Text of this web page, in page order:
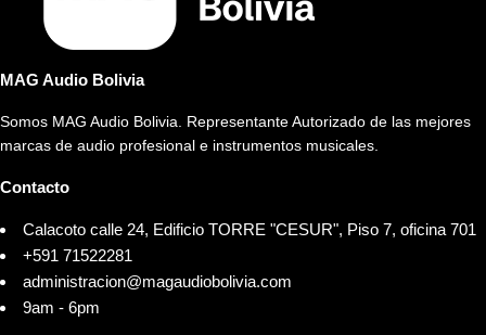
MAG Audio Bolivia
Somos MAG Audio Bolivia. Representante Autorizado de las mejores
marcas de audio profesional e instrumentos musicales.
Contacto
Calacoto calle 24, Edificio TORRE "CESUR", Piso 7, oficina 701
+591 71522281
administracion@magaudiobolivia.com
9am - 6pm